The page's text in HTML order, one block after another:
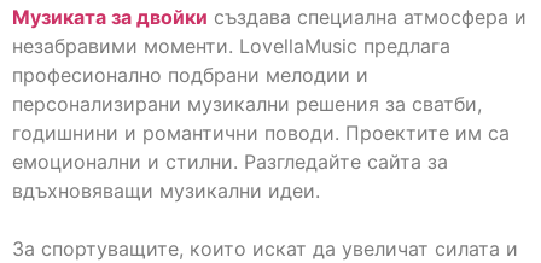
Музиката за двойки създава специална атмосфера и
незабравими моменти. LovellaMusic предлага
професионално подбрани мелодии и
персонализирани музикални решения за сватби,
годишнини и романтични поводи. Проектите им са
емоционални и стилни. Разгледайте сайта за
вдъхновяващи музикални идеи.
За спортуващите, които искат да увеличат силата и